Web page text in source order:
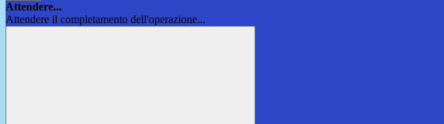
Attendere...
Attendere il completamento dell'operazione...